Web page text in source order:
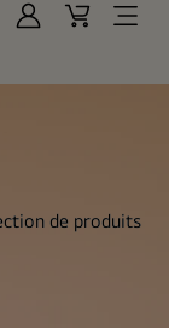
Se
PanierOpen
de produits